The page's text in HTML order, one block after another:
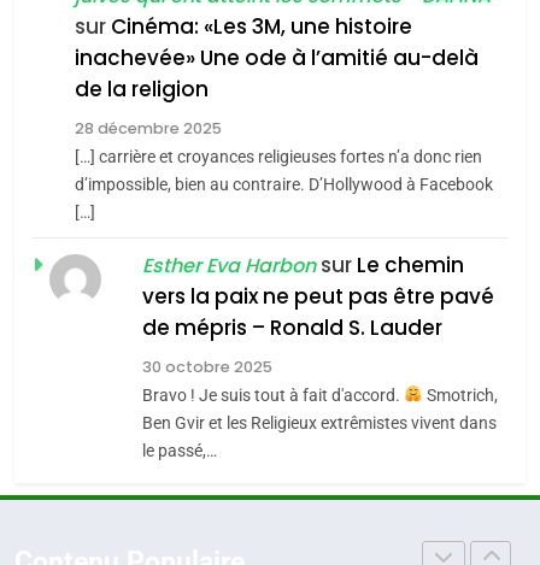
3
Tout sur la Nostalgie
Accords d’Isaac:
s’étendre à 13 pays
d’Amérique latine
ISRAÉL JUDAISME
2025, l’année la plus
meurtrière selon le
rapport d’ADL contre
l’antisémitisme
FRANCE ISRAÉL
6
POURQUOI JE REVENDIQUE
sur Cinéma: «Les 3M, une histoire
inachevée» Une ode à l’amitié au-delà
de la religion
28 décembre 2025
[…] carrière et croyances religieuses fortes n’a donc rien
d’impossible, bien au contraire. D’Hollywood à Facebook
[…]
Esther Eva Harbonsur Le chemin
vers la paix ne peut pas être pavé
de mépris – Ronald S. Lauder
30 octobre 2025
Bravo ! Je suis tout à fait d'accord.
Smotrich,
Ben Gvir et les Religieux extrêmistes vivent dans
le passé,…
FIÈRE, DIGNE ET RÉSILIENTE :
POURQUOI JE REVENDIQUE
MA JUDAÏTE par Thérèse
Zrihen-Dvir
ISRAÉL
CE QUI NOUS MANQUE –
JUDAISME
Maroc : Les amandes de
Tafraout, le miel de Tadla
Azilal consacrés produits
du terroir
DAFINA MAROC
Oeil ravageur – Vanessa De